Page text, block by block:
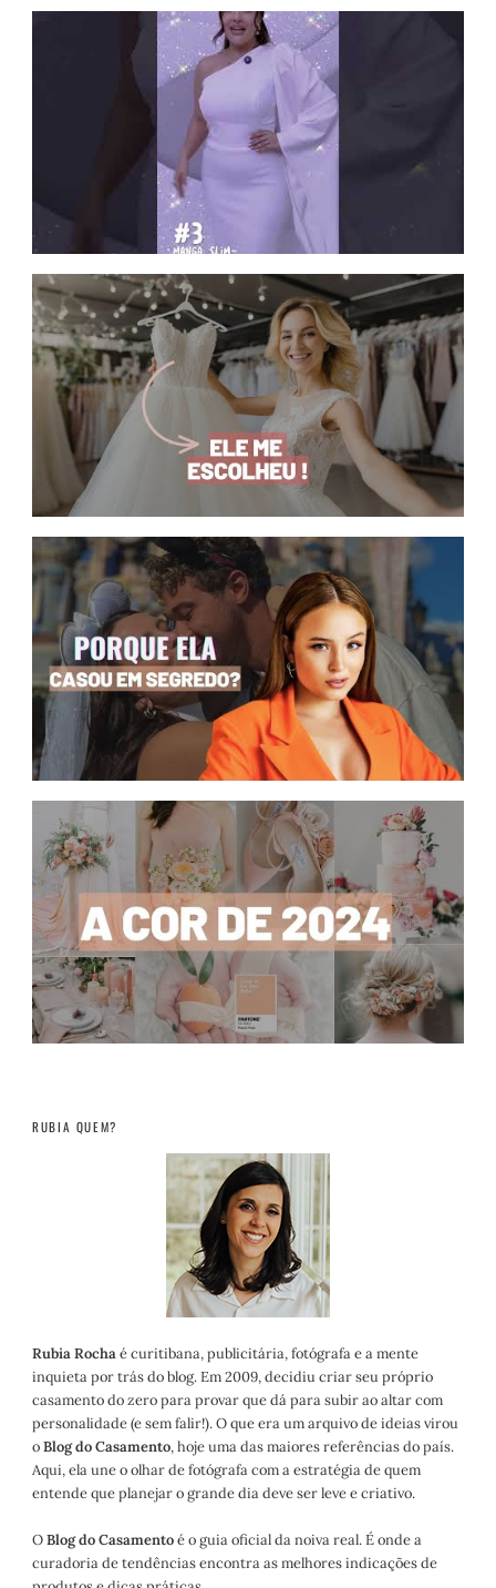
RUBIA QUEM?
Rubia Rochaé curitibana, publicitária, fotógrafa e a mente
inquieta por trás do blog. Em 2009, decidiu criar seu próprio
casamento do zero para provar que dá para subir ao altar com
personalidade (e sem falir!). O que era um arquivo de ideias virou
oBlog do Casamento, hoje uma das maiores referências do país.
Aqui, ela une o olhar de fotógrafa com a estratégia de quem
entende que planejar o grande dia deve ser leve e criativo.
OBlog do Casamentoé o guia oficial da noiva real. É onde a
curadoria de tendências encontra as melhores indicações de